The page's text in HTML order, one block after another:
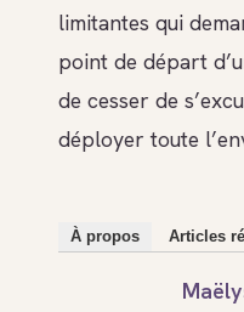
limitantes qui
point de départ
de cesser de
déployer toute
À propos Articles